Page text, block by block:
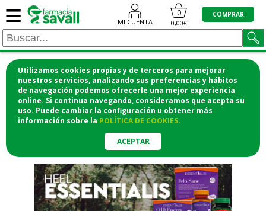
Utilizamos cookies propias y de terceros para mejorar
nuestros servicios, analizando sus preferencias y hábitos
de navegación podemos ofrecerle una mejor experiencia
online. Si continua navegando, consideramos que acepta su
uso. Puede cambiar la configuración u obtener más
información sobre la POLÍTICA DE COOKIES.
ACEPTAR
≡ MI CUENTA
0
0,00€
COMPRAR
¡COMPRA CÓMODAMENTE
DESDE CASA Y RECOGE EN LA
FARMACIA!o si lo prefieres te lo mandamos
a casa